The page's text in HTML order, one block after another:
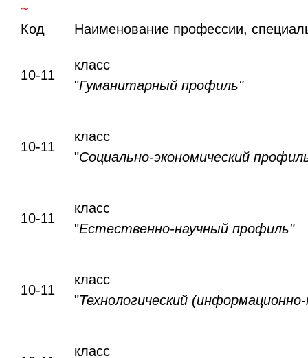
~
Код
Наименование профессии,
10-11
класс
"Гуманитарный профиль"
10-11
класс
"Социально-экономический
10-11
класс
"Естественно-научный профиль"
10-11
класс
"Технологический
класс